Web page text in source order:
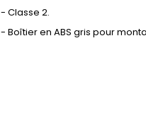
- Classe 2.
- Boîtier en ABS gris pour